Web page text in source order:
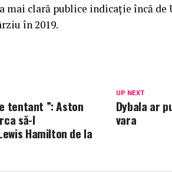
mai clară publice indicație încă
în 2019.
UP NEXT
Dybala ar
vara
tentant ”: Aston
să-l
Hamilton de la